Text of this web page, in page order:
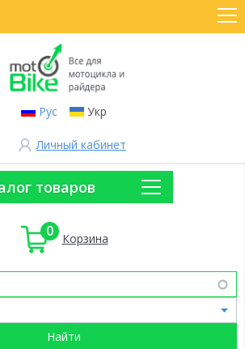
Рус Укр
Личный кабинет
товаров
0 Корзина